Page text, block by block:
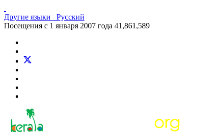
Другие языки
Русский
Посещения с 1 января 2007 года 41,861,589